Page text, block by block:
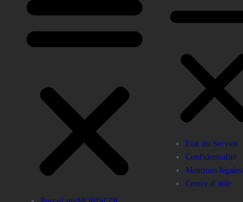
Etat du Service
Confidentialité
Mentions légales
Centre d’aide